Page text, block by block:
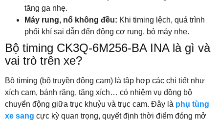
tăng ga nhẹ.
Máy rung, nổ không đều: Khi timing lệch, quá trình
phối khí sai dẫn đến động cơ rung, bỏ máy nhẹ.
Bộ timing CK3Q-6M256-BA INA là gì và
vai trò trên xe?
Bộ timing (bộ truyền động cam) là tập hợp các chi tiết như
xích cam, bánh răng, tăng xích… có nhiệm vụ đồng bộ
chuyển động giữa trục khuỷu và trục cam. Đây là phụ tùng
xe sang cực kỳ quan trọng, quyết định thời điểm đóng mở